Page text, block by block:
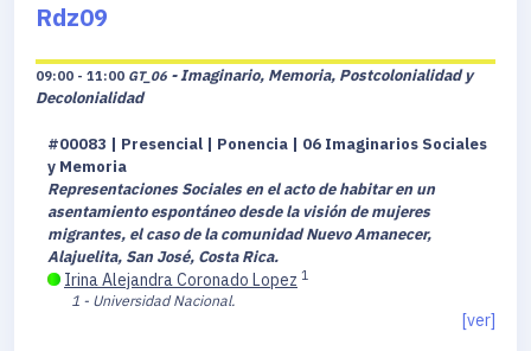
Rdz09
09:00 - 11:00 GT_06 - Imaginario, Memoria, Postcolonialidad y
Decolonialidad
#00083 | Presencial | Ponencia | 06 Imaginarios Sociales
y Memoria
Representaciones Sociales en el acto de habitar en un
asentamiento espontáneo desde la visión de mujeres
migrantes, el caso de la comunidad Nuevo Amanecer,
Alajuelita, San José, Costa Rica.
Irina Alejandra Coronado Lopez 1
1 - Universidad Nacional.
[ver]